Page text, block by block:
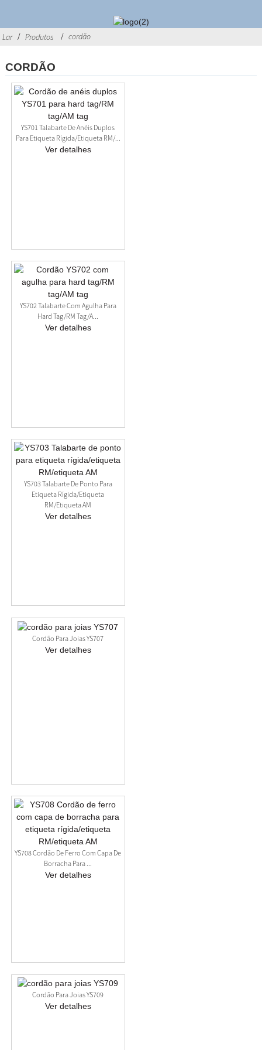
Lar Produtos cordão
CORDÃO
YS701 Talabarte De Anéis Duplos
Para Etiqueta Rígida/etiqueta RM/...
Ver detalhes
YS702 Talabarte Com Agulha Para
Hard Tag/RM Tag/A...
Ver detalhes
YS703 Talabarte De Ponto Para
Etiqueta Rígida/etiqueta
RM/etiqueta AM
Ver detalhes
Cordão Para Joias YS707
Ver detalhes
YS708 Cordão De Ferro Com Capa De
Borracha Para ...
Ver detalhes
Cordão Para Joias YS709
Ver detalhes